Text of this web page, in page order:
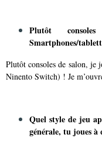
Plutôt
Smartphones/
Plutôt consoles de salon, je
Ninento Switch) ! Je
Quel style de jeu
générale, tu joues à